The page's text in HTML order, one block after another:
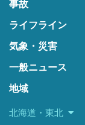
事故
ライフライン
気象・災害
一般ニュース
地域
北海道・東北